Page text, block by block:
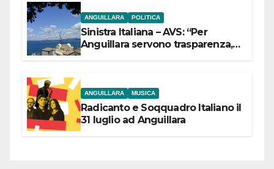
ANGUILLARA POLITICA
Sinistra Italiana – AVS: “Per
Anguillara servono trasparenza,
ANGUILLARA MUSICA
Radicanto e Soqquadro Italiano il
31 luglio ad Anguillara